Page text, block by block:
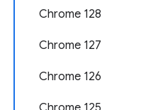
Chrome 128
Chrome 127
Chrome 126